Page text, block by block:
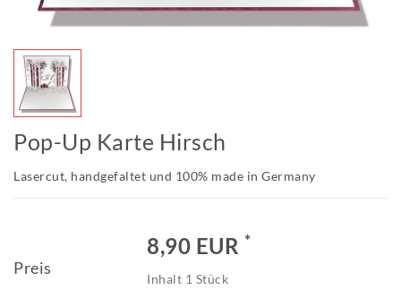
Pop-Up Karte Hirsch
Lasercut, handgefaltet und 100% made in Germany
Preis
8,90 EUR *
Inhalt 1 Stück